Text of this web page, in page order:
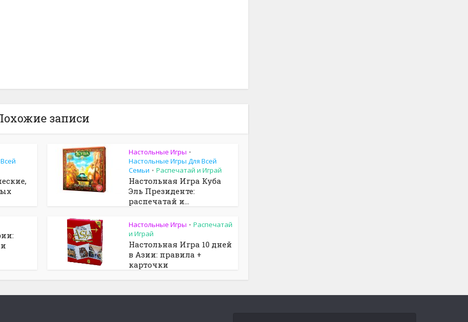
записи
Настольные Игры •
Настольные Игры Для Всей
Семьи • Распечатай и Играй
Настольная Игра Куба
Эль Президенте:
распечатай и...
Настольные Игры • Распечатай
и Играй
Настольная Игра 10 дней
в Азии: правила +
карточки